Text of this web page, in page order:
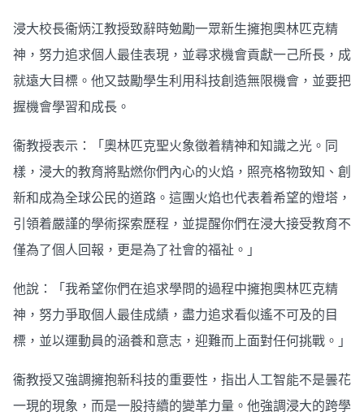
浸大校長衞炳江教授致辭時勉勵一眾新生擁抱奧林匹克精
神，努力追求個人最佳表現，並尋求機會貢獻一己所長，成
就遠大目標。他又鼓勵學生利用科技創造無限機會，並要把
握機會學習和成長。
衞教授表示：「奧林匹克聖火象徵着精神和知識之光。同
樣，浸大的教育將點燃你們內心的火焰，照亮格物致知、創
新和成為全球公民的道路。這團火焰也代表着希望的燈塔，
引領着嚴謹的學術探索歷程，並提醒你們在浸大接受教育不
僅為了個人回報，更是為了社會的福祉。」
他說：「我希望你們在追求學問的過程中擁抱奧林匹克精
神，努力爭取個人最佳成績，盡力追求看似遙不可及的目
標，並以運動員的涵養和意志，迎難而上面對任何挑戰。」
衞教授又強調擁抱新科技的重要性，指出人工智能不是曇花
一現的現象，而是一股持續的變革力量。他強調浸大的跨學